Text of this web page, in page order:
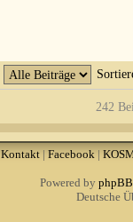
242
Kontakt| Facebook|
Powered by phpBB
Deutsche